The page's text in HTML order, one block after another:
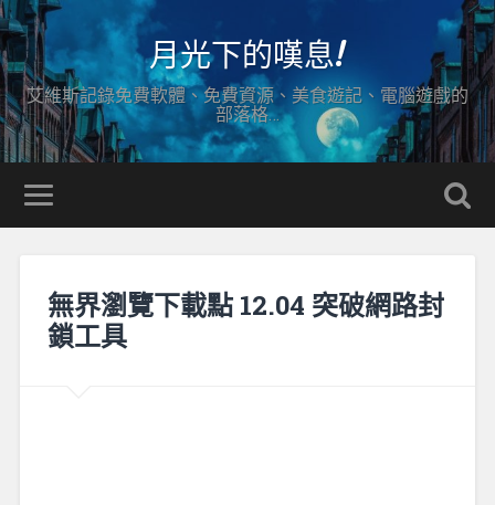
月光下的嘆息!
艾維斯記錄免費軟體、免費資源、美食遊記、電腦遊戲的
部落格…
無界瀏覽下載點 12.04 突破網路封
鎖工具